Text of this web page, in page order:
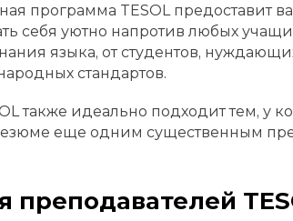
программа TESOL предоставит
себя уютно напротив любых
языка, от студентов,
стандартов.
также идеально подходит тем, у
еще одним существенным
преподавателей